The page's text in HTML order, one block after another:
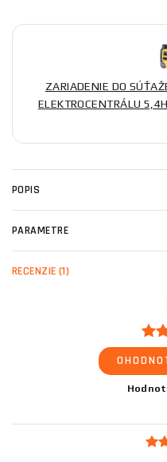
ZARIADENIE DO
ELEKTROCENTRÁLU
POPIS
PARAMETRE
RECENZIE (1)